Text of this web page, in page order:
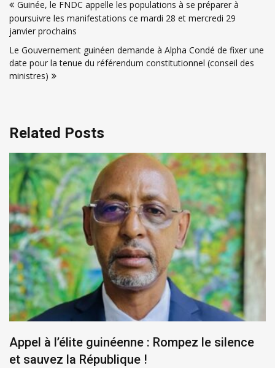
de
l’article
Guinée, le FNDC appelle les populations à se préparer à
poursuivre les manifestations ce mardi 28 et mercredi 29
janvier prochains
Le Gouvernement guinéen demande à Alpha Condé de fixer une
date pour la tenue du référendum constitutionnel (conseil des
ministres)
Related Posts
Appel à l’élite guinéenne : Rompez le silence
et sauvez la République !